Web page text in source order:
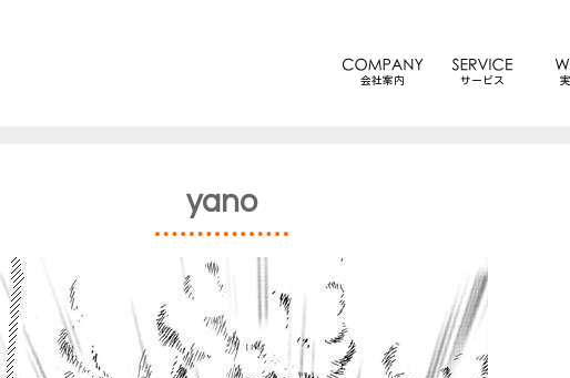
会社案内 サービス
yano